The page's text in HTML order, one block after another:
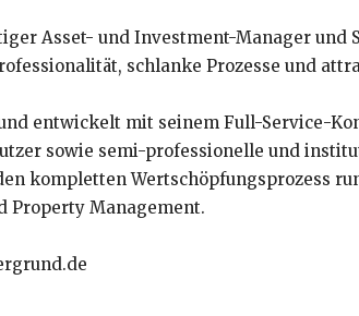
Asset- und Investment-Manager und
schlanke Prozesse und
entwickelt mit seinem Full-Service-
sowie semi-professionelle und
kompletten Wertschöpfungsprozess
Property Management.